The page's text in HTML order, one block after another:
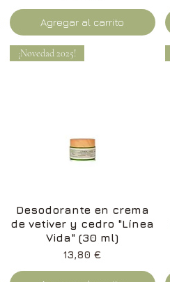
Agregar al carrito
Vista rápida
¡Novedad 2025!
Desodorante en crema
de vetiver y cedro "Línea
Vida" (30 ml)
Precio
13,80 €